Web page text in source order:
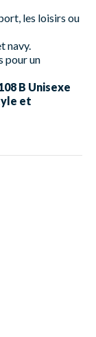
les loisirs ou
navy.
pour un
B Unisexe
et